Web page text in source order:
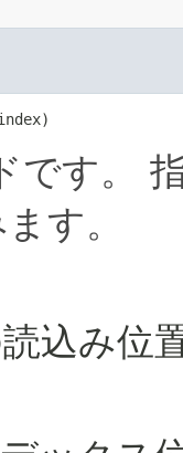
です。
す。
込み位